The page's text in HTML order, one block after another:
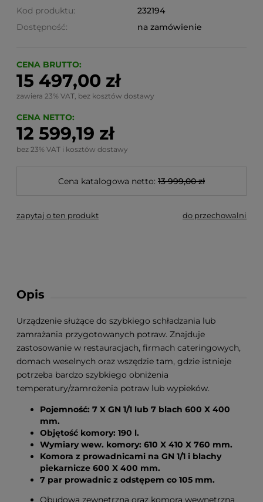
Kod produktu:
232194
Dostępność:
na zamówienie
CENA BRUTTO:
15 497,00 zł
zawiera 23% VAT, bez kosztów dostawy
CENA NETTO:
12 599,19 zł
bez 23% VAT i kosztów dostawy
Cena katalogowa netto: 13 999,00 zł
zapytaj o ten produkt do przechowalni
Opis
Urządzenie służące do szybkiego schładzania lub
zamrażania przygotowanych potraw. Znajduje
zastosowanie w restauracjach, firmach cateringowych,
domach weselnych oraz wszędzie tam, gdzie istnieje
potrzeba bardzo szybkiego obniżenia
temperatury/zamrożenia potraw lub wypieków.
Pojemność: 7 X GN 1/1 lub 7 blach 600 X 400
mm.
Objętość komory: 190 l.
Wymiary wew. komory: 610 X 410 X 760 mm.
Komora z prowadnicami na GN 1/1 i blachy
piekarnicze 600 X 400 mm.
7 par prowadnic z odstępem co 105 mm.
Obudowa zewnętrzna oraz komora wewnętrzna